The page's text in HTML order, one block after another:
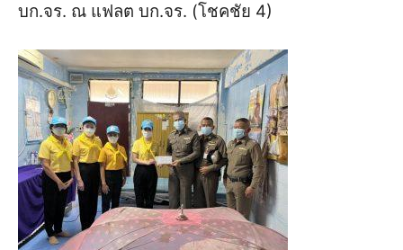
บก.จร. ณ แฟลต บก.จร. (โชคชัย 4)